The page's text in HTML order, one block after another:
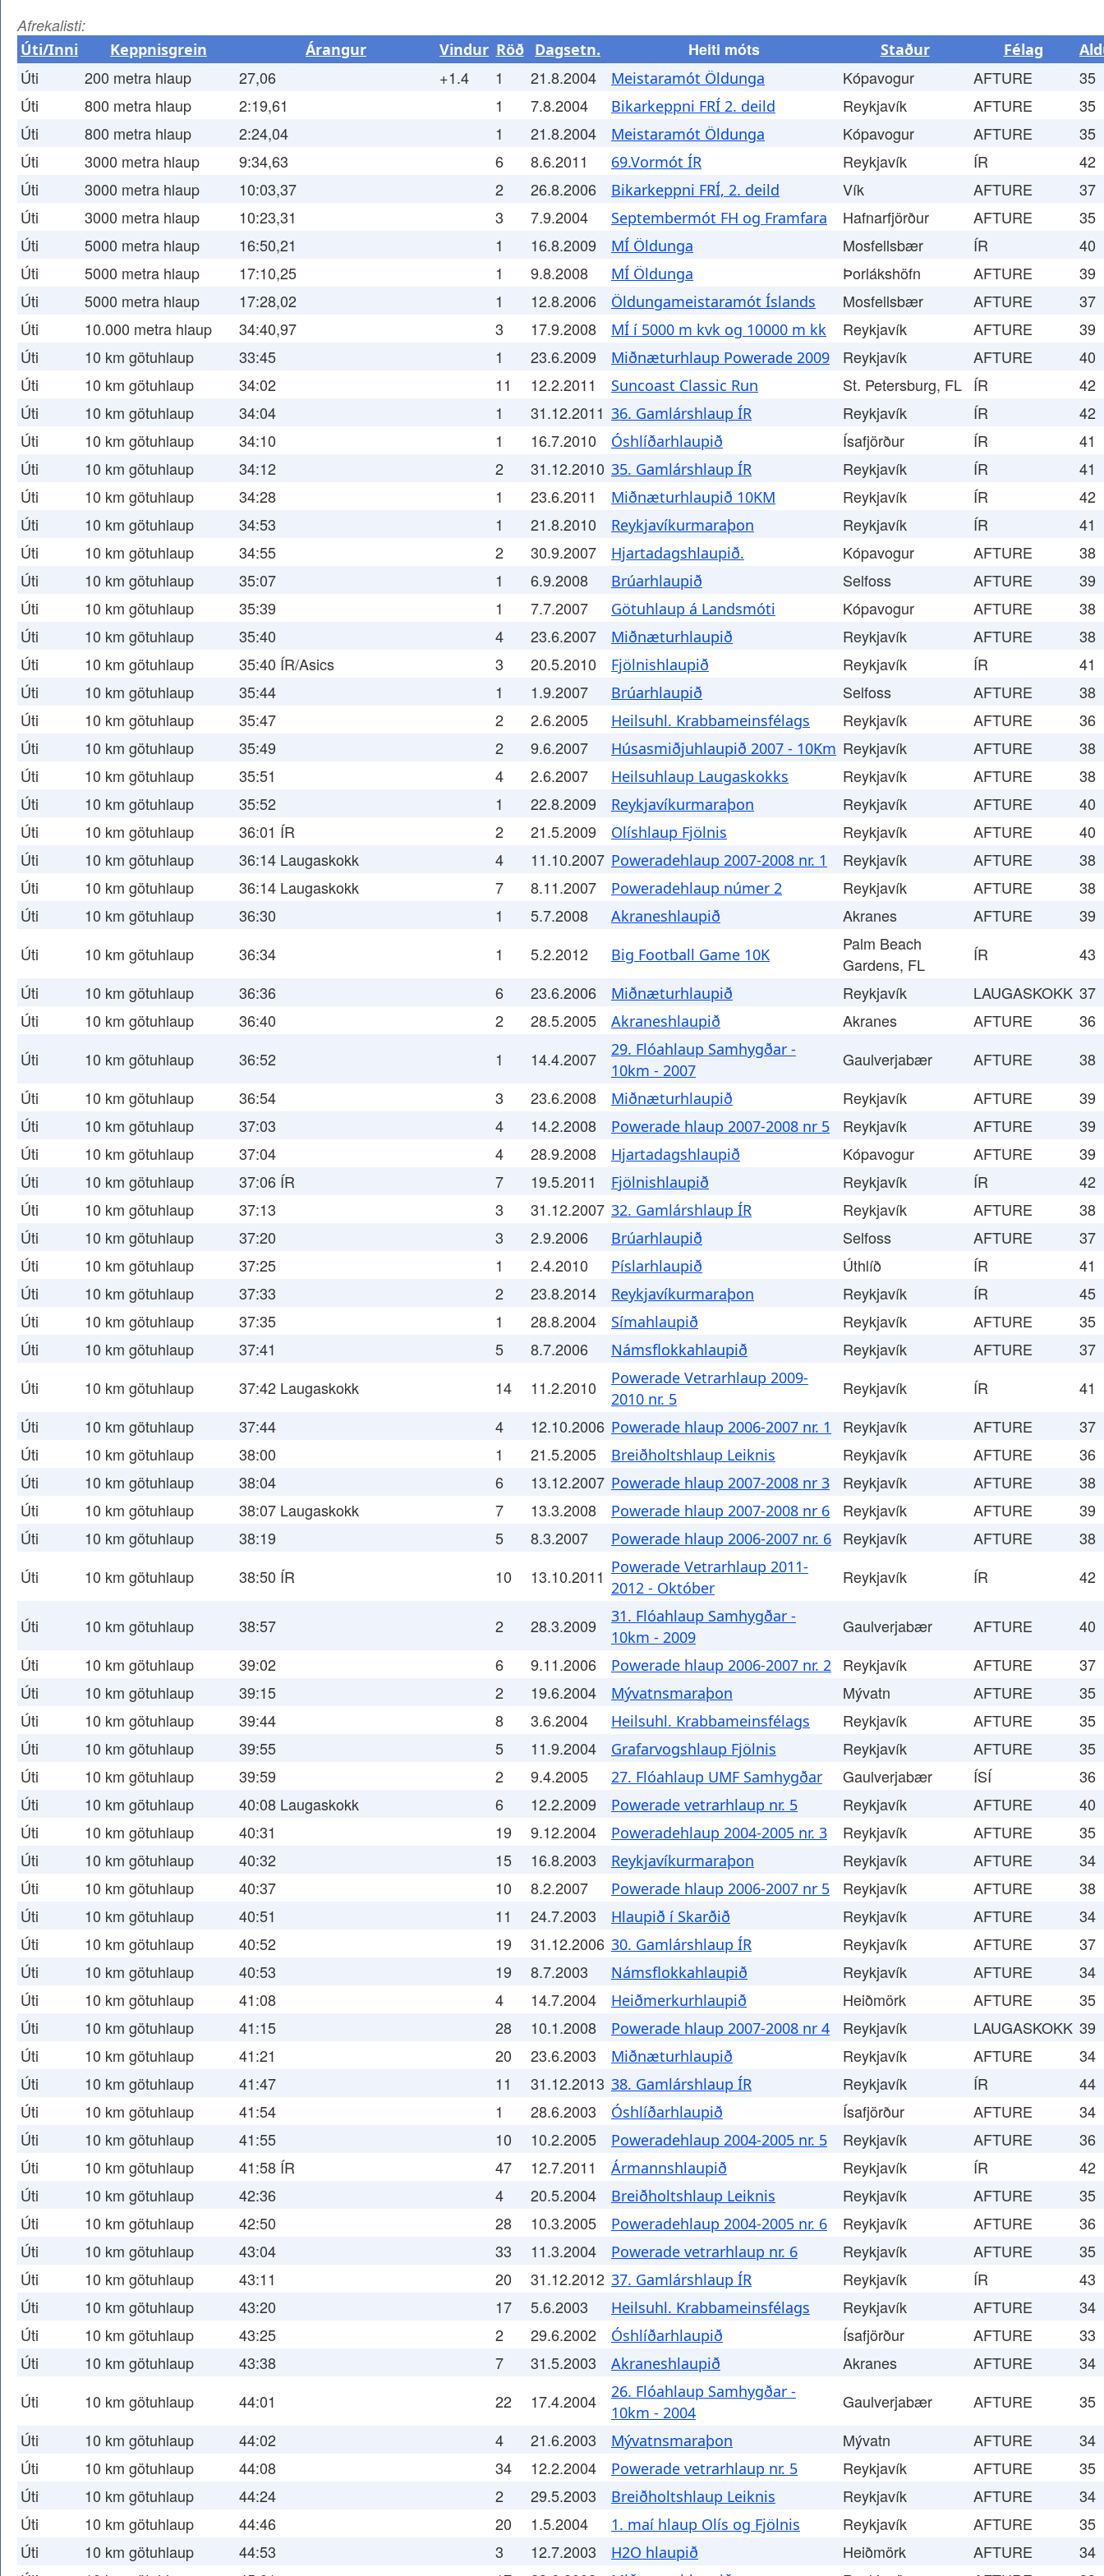
Afrekalisti:
Úti/Inni Keppnisgrein Árangur Vindur Röð Dagsetn. Heiti móts Staður Félag
Úti 200 metra hlaup 27,06 +1.4 1 21.8.2004 Meistaramót Öldunga Kópavogur AFTURE
35
Úti
800 metra hlaup 2:19,61 1 7.8.2004 Bikarkeppni FRÍ 2. deild Reykjavík AFTURE
35
Úti
800 metra hlaup 2:24,04 1 21.8.2004 Meistaramót Öldunga Kópavogur AFTURE
35
Úti
3000 metra hlaup 9:34,63 6 8.6.2011 69.Vormót ÍR Reykjavík ÍR
42
Úti
3000 metra hlaup 10:03,37 2 26.8.2006 Bikarkeppni FRÍ, 2. deild Vík AFTURE
37
Úti
3000 metra hlaup 10:23,31 3 7.9.2004 Septembermót FH og Framfara Hafnarfjörður AFTURE
35
Úti
5000 metra hlaup 16:50,21 1 16.8.2009 MÍ Öldunga Mosfellsbær ÍR
40
Úti
5000 metra hlaup 17:10,25 1 9.8.2008 MÍ Öldunga Þorlákshöfn AFTURE
39
Úti
5000 metra hlaup 17:28,02 1 12.8.2006 Öldungameistaramót Íslands Mosfellsbær AFTURE
37
Úti
10.000 metra hlaup 34:40,97 3 17.9.2008 MÍ í 5000 m kvk og 10000 m kk Reykjavík AFTURE
39
Úti
10 km götuhlaup 33:45 1 23.6.2009 Miðnæturhlaup Powerade 2009 Reykjavík AFTURE
40
Úti
10 km götuhlaup 34:02 11 12.2.2011 Suncoast Classic Run St. Petersburg, FL ÍR
42
Úti
10 km götuhlaup 34:04 1 31.12.2011 36. Gamlárshlaup ÍR Reykjavík ÍR
42
Úti
10 km götuhlaup 34:10 1 16.7.2010 Óshlíðarhlaupið Ísafjörður ÍR
41
Úti
10 km götuhlaup 34:12 2 31.12.2010 35. Gamlárshlaup ÍR Reykjavík ÍR
41
Úti
10 km götuhlaup 34:28 1 23.6.2011 Miðnæturhlaupið 10KM Reykjavík ÍR
42
Úti
10 km götuhlaup 34:53 1 21.8.2010 Reykjavíkurmaraþon Reykjavík ÍR
41
Úti
10 km götuhlaup 34:55 2 30.9.2007 Hjartadagshlaupið. Kópavogur AFTURE
38
Úti
10 km götuhlaup 35:07 1 6.9.2008 Brúarhlaupið Selfoss AFTURE
39
Úti
10 km götuhlaup 35:39 1 7.7.2007 Götuhlaup á Landsmóti Kópavogur AFTURE
38
Úti
10 km götuhlaup 35:40 4 23.6.2007 Miðnæturhlaupið Reykjavík AFTURE
38
Úti
10 km götuhlaup 35:40 ÍR/Asics 3 20.5.2010 Fjölnishlaupið Reykjavík ÍR
41
Úti
10 km götuhlaup 35:44 1 1.9.2007 Brúarhlaupið Selfoss AFTURE
38
Úti
10 km götuhlaup 35:47 2 2.6.2005 Heilsuhl. Krabbameinsfélags Reykjavík AFTURE
36
Úti
10 km götuhlaup 35:49 2 9.6.2007 Húsasmiðjuhlaupið 2007 - 10Km Reykjavík AFTURE
38
Úti
10 km götuhlaup 35:51 4 2.6.2007 Heilsuhlaup Laugaskokks Reykjavík AFTURE
38
Úti
10 km götuhlaup 35:52 1 22.8.2009 Reykjavíkurmaraþon Reykjavík AFTURE
40
Úti
10 km götuhlaup 36:01 ÍR 2 21.5.2009 Olíshlaup Fjölnis Reykjavík AFTURE
40
Úti
10 km götuhlaup 36:14 Laugaskokk 4 11.10.2007 Poweradehlaup 2007-2008 nr. 1 Reykjavík AFTURE
38
Úti
10 km götuhlaup 36:14 Laugaskokk 7 8.11.2007 Poweradehlaup númer 2 Reykjavík AFTURE
38
Úti
10 km götuhlaup 36:30 1 5.7.2008 Akraneshlaupið Akranes AFTURE
39
Úti
10 km götuhlaup 36:34 1 5.2.2012 Big Football Game 10K
Palm Beach
Gardens, FL
ÍR
43
Úti
10 km götuhlaup 36:36 6 23.6.2006 Miðnæturhlaupið Reykjavík LAUGASKOKK 37
Úti
10 km götuhlaup 36:40 2 28.5.2005 Akraneshlaupið Akranes AFTURE
36
Úti
10 km götuhlaup 36:52 1 14.4.2007
29. Flóahlaup Samhygðar -
10km - 2007
Gaulverjabær AFTURE
38
Úti
10 km götuhlaup 36:54 3 23.6.2008 Miðnæturhlaupið Reykjavík AFTURE
39
Úti
10 km götuhlaup 37:03 4 14.2.2008 Powerade hlaup 2007-2008 nr 5 Reykjavík AFTURE
39
Úti
10 km götuhlaup 37:04 4 28.9.2008 Hjartadagshlaupið Kópavogur AFTURE
39
Úti
10 km götuhlaup 37:06 ÍR 7 19.5.2011 Fjölnishlaupið Reykjavík ÍR
42
Úti
10 km götuhlaup 37:13 3 31.12.2007 32. Gamlárshlaup ÍR Reykjavík AFTURE
38
Úti
10 km götuhlaup 37:20 3 2.9.2006 Brúarhlaupið Selfoss AFTURE
37
Úti
10 km götuhlaup 37:25 1 2.4.2010 Píslarhlaupið Úthlíð ÍR
41
Úti
10 km götuhlaup 37:33 2 23.8.2014 Reykjavíkurmaraþon Reykjavík ÍR
45
Úti
10 km götuhlaup 37:35 1 28.8.2004 Símahlaupið Reykjavík AFTURE
35
Úti
10 km götuhlaup 37:41 5 8.7.2006 Námsflokkahlaupið Reykjavík AFTURE
37
Úti
10 km götuhlaup 37:42 Laugaskokk 14 11.2.2010
Powerade Vetrarhlaup 2009-
2010 nr. 5
Reykjavík ÍR
41
Úti
10 km götuhlaup 37:44 4 12.10.2006 Powerade hlaup 2006-2007 nr. 1 Reykjavík AFTURE
37
Úti
10 km götuhlaup 38:00 1 21.5.2005 Breiðholtshlaup Leiknis Reykjavík AFTURE
36
Úti
10 km götuhlaup 38:04 6 13.12.2007 Powerade hlaup 2007-2008 nr 3 Reykjavík AFTURE
38
Úti
10 km götuhlaup 38:07 Laugaskokk 7 13.3.2008 Powerade hlaup 2007-2008 nr 6 Reykjavík AFTURE
39
Úti
10 km götuhlaup 38:19 5 8.3.2007 Powerade hlaup 2006-2007 nr. 6 Reykjavík AFTURE
38
Úti
10 km götuhlaup 38:50 ÍR 10 13.10.2011 Powerade Vetrarhlaup 2011-
2012 - Október
Reykjavík ÍR 42
Úti 10 km götuhlaup 38:57 2 28.3.2009
31. Flóahlaup Samhygðar -
10km - 2009
Gaulverjabær AFTURE
40
Úti
10 km götuhlaup 39:02 6 9.11.2006 Powerade hlaup 2006-2007 nr. 2 Reykjavík AFTURE
37
Úti
10 km götuhlaup 39:15 2 19.6.2004 Mývatnsmaraþon Mývatn AFTURE
35
Úti
10 km götuhlaup 39:44 8 3.6.2004 Heilsuhl. Krabbameinsfélags Reykjavík AFTURE
35
Úti
10 km götuhlaup 39:55 5 11.9.2004 Grafarvogshlaup Fjölnis Reykjavík AFTURE
35
Úti
10 km götuhlaup 39:59 2 9.4.2005 27. Flóahlaup UMF Samhygðar Gaulverjabær ÍSÍ
36
Úti
10 km götuhlaup 40:08 Laugaskokk 6 12.2.2009 Powerade vetrarhlaup nr. 5 Reykjavík AFTURE
40
Úti
10 km götuhlaup 40:31 19 9.12.2004 Poweradehlaup 2004-2005 nr. 3 Reykjavík AFTURE
35
Úti
10 km götuhlaup 40:32 15 16.8.2003 Reykjavíkurmaraþon Reykjavík AFTURE
34
Úti
10 km götuhlaup 40:37 10 8.2.2007 Powerade hlaup 2006-2007 nr 5 Reykjavík AFTURE
38
Úti
10 km götuhlaup 40:51 11 24.7.2003 Hlaupið í Skarðið Reykjavík AFTURE
34
Úti
10 km götuhlaup 40:52 19 31.12.2006 30. Gamlárshlaup ÍR Reykjavík AFTURE
37
Úti
10 km götuhlaup 40:53 19 8.7.2003 Námsflokkahlaupið Reykjavík AFTURE
34
Úti
10 km götuhlaup 41:08 4 14.7.2004 Heiðmerkurhlaupið Heiðmörk AFTURE
35
Úti
10 km götuhlaup 41:15 28 10.1.2008 Powerade hlaup 2007-2008 nr 4 Reykjavík LAUGASKOKK 39
Úti
10 km götuhlaup 41:21 20 23.6.2003 Miðnæturhlaupið Reykjavík AFTURE
34
Úti
10 km götuhlaup 41:47 11 31.12.2013 38. Gamlárshlaup ÍR Reykjavík ÍR
44
Úti
10 km götuhlaup 41:54 1 28.6.2003 Óshlíðarhlaupið Ísafjörður AFTURE
34
Úti
10 km götuhlaup 41:55 10 10.2.2005 Poweradehlaup 2004-2005 nr. 5 Reykjavík AFTURE
36
Úti
10 km götuhlaup 41:58 ÍR 47 12.7.2011 Ármannshlaupið Reykjavík ÍR
42
Úti
10 km götuhlaup 42:36 4 20.5.2004 Breiðholtshlaup Leiknis Reykjavík AFTURE
35
Úti
10 km götuhlaup 42:50 28 10.3.2005 Poweradehlaup 2004-2005 nr. 6 Reykjavík AFTURE
36
Úti
10 km götuhlaup 43:04 33 11.3.2004 Powerade vetrarhlaup nr. 6 Reykjavík AFTURE
35
Úti
10 km götuhlaup 43:11 20 31.12.2012 37. Gamlárshlaup ÍR Reykjavík ÍR
43
Úti
10 km götuhlaup 43:20 17 5.6.2003 Heilsuhl. Krabbameinsfélags Reykjavík AFTURE
34
Úti
10 km götuhlaup 43:25 2 29.6.2002 Óshlíðarhlaupið Ísafjörður AFTURE
33
Úti
10 km götuhlaup 43:38 7 31.5.2003 Akraneshlaupið Akranes AFTURE
34
Úti
10 km götuhlaup 44:01 22 17.4.2004
26. Flóahlaup Samhygðar -
10km - 2004
Gaulverjabær AFTURE
35
Úti
10 km götuhlaup 44:02 4 21.6.2003 Mývatnsmaraþon Mývatn AFTURE
34
Úti
10 km götuhlaup 44:08 34 12.2.2004 Powerade vetrarhlaup nr. 5 Reykjavík AFTURE
35
Úti
10 km götuhlaup 44:24 2 29.5.2003 Breiðholtshlaup Leiknis Reykjavík AFTURE
34
Úti
10 km götuhlaup 44:46 20 1.5.2004 1. maí hlaup Olís og Fjölnis Reykjavík AFTURE
35
Úti
10 km götuhlaup 44:53 3 12.7.2003 H2O hlaupið Heiðmörk AFTURE
34